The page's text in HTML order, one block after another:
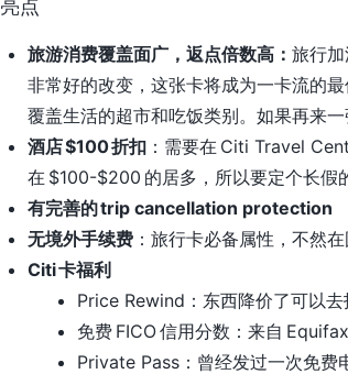
亮点
旅游消费覆盖面广，返点倍数高： 旅行加
非常好的改变，这张卡将成为一卡流的
覆盖生活的超市和吃饭类别。如果再来一
酒店 $100 折扣 ：需要在 Citi Travel
在 $100-$200 的居多，所以要定个长假
有完善的 trip cancellation protection
无境外手续费 ：旅行卡必备属性，不然
Citi 卡福利
Price Rewind：东西降价了可以去
免费 FICO 信用分数：来自
Private Pass：曾经发过一次免费